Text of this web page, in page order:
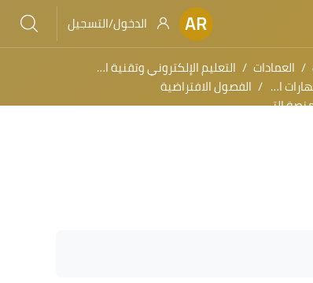
AR
الدخول/التسجيل
العمادات
التعليم الإلكتروني وتقنية المعلومات
(أكاديمي)
الفصول الافتراضية
الجامعية